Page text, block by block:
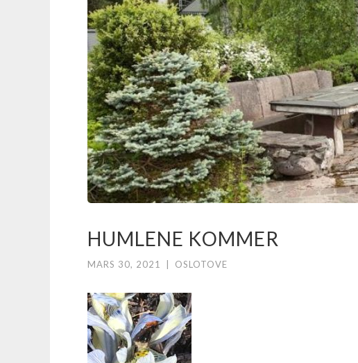
HUMLENE KOMMER
MARS 30, 2021 OSLOTOVE